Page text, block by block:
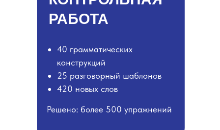
РАБОТА
40 грамматических
конструкций
25 разговорный шаблонов
420 новых слов
Решено: более 500 упражнений